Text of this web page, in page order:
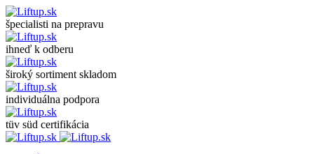
špecialisti na prepravu
ihneď k odberu
široký sortiment skladom
individuálna podpora
tüv süd certifikácia